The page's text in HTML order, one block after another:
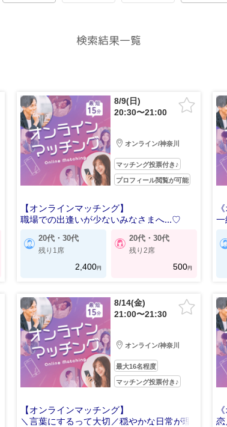
検索結果一覧
8/9(日)
20:30〜21:00
オンライン/神奈川
マッチング投票付き♪
プロフィール閲覧が可能
【オンラインマッチング】
職場での出逢いが少ないみなさまへ...♡
20代・30代
残り1席
2,400円
20代・30代
残り2席
500円
一
8/14(金)
21:00〜21:30
オンライン/神奈川
最大16名程度
マッチング投票付き♪
【オンラインマッチング】
＼言葉にするって大切／穏やかな日常が理
恋